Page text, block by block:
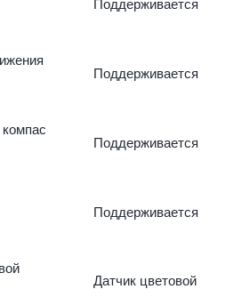
Поддерживается
Поддерживается
Поддерживается
Поддерживается
Датчик цветовой